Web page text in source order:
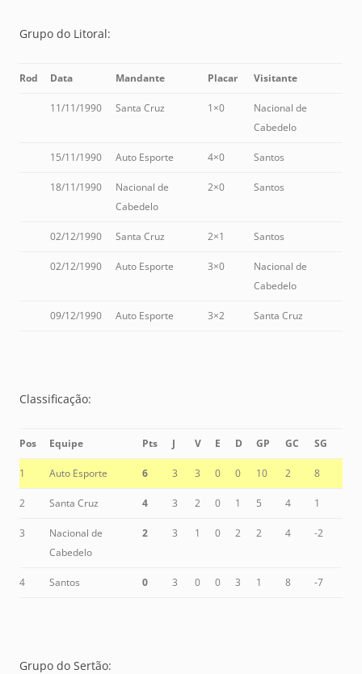
Grupo do Litoral:
Rod Data Mandante Placar Visitante
11/11/1990 Santa Cruz 1×0
Nacional de
Cabedelo
15/11/1990 Auto Esporte 4×0 Santos
18/11/1990
Nacional de
Cabedelo
2×0 Santos
02/12/1990 Santa Cruz 2×1 Santos
02/12/1990 Auto Esporte 3×0
Nacional de
Cabedelo
09/12/1990 Auto Esporte 3×2 Santa Cruz
Classificação:
Pos Equipe Pts J V E D GP GC SG
1 Auto Esporte 6 3 3 0 0 10 2 8
2 Santa Cruz 4 3 2 0 1 5 4 1
3
Nacional de
Cabedelo
2 3 1 0 2 2 4 -2
4 Santos 0 3 0 0 3 1 8 -7
Grupo do Sertão: